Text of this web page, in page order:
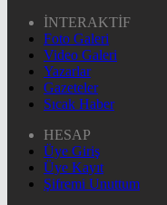
İNTERAKTİF
Foto Galeri
Video Galeri
Yazarlar
Gazeteler
Sıcak Haber
HESAP
Üye Giriş
Üye Kayıt
Şifremi Unuttum